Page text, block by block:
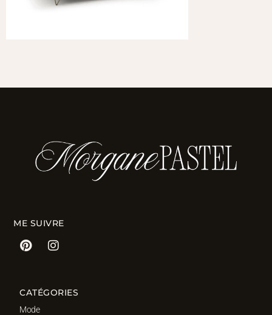
ME SUIVRE
CATÉGORIES
Mode